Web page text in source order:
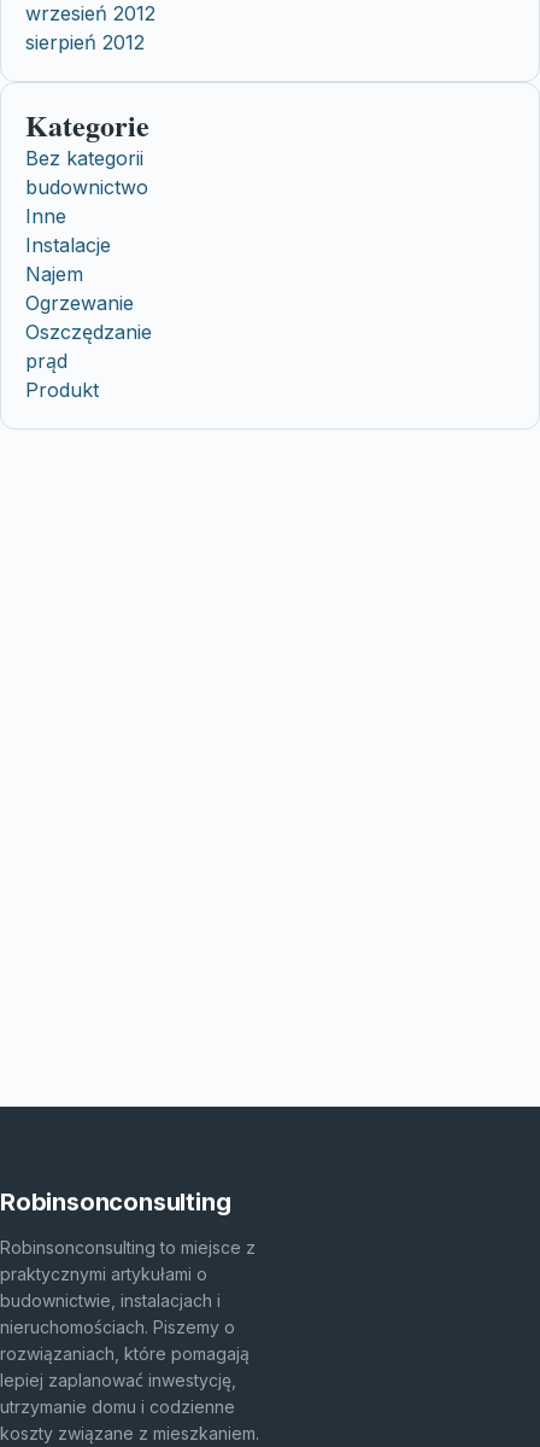
wrzesień 2012
sierpień 2012
Kategorie
Bez kategorii
budownictwo
Inne
Instalacje
Najem
Ogrzewanie
Oszczędzanie
prąd
Produkt
Robinsonconsulting
Robinsonconsulting to miejsce z
praktycznymi artykułami o
budownictwie, instalacjach i
nieruchomościach. Piszemy o
rozwiązaniach, które pomagają
lepiej zaplanować inwestycję,
utrzymanie domu i codzienne
koszty związane z mieszkaniem.